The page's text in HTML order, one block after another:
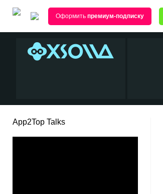
Оформить премиум-подписку
App2Top Talks